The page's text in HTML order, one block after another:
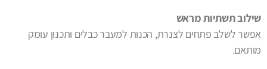
שילוב תשתיות מראש
אפשר לשלב פתחים לצנרת, הכנות למעבר כבלים ותכנון עומק
מותאם.